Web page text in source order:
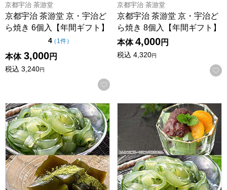
京都宇治 茶游堂
京都宇治 茶游堂 京・宇治ど
ら焼き 6個入【年間ギフト】
4点（5点満点中）
（ 1件の評価
）
本体 3,000円
税込 3,240円
お気に入りに登録する
京都宇治 茶游堂
京都宇治 茶游堂 京・宇治ど
ら焼き 8個入【年間ギフト】
本体 4,000円
税込 4,320円
京都宇治 茶游堂 茶彩菓「憩い」【年間ギフト】
京都宇治 茶游堂 茶彩菓 「貴